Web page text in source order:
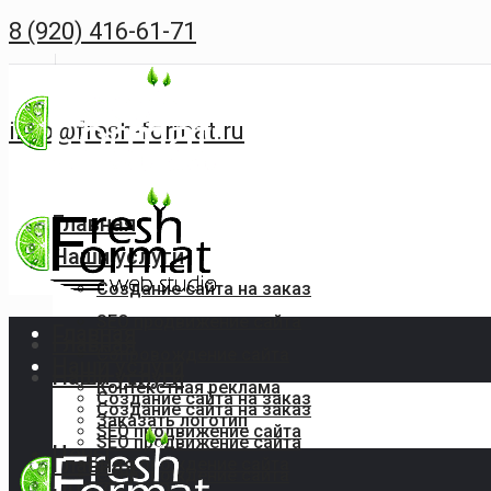
8 (920) 416-61-71
info@fresh-format.ru
Главная
Наши услуги
Создание сайта на заказ
SEO продвижение сайта
Контекстная реклама
Заказать логотип
Цены
Наши услуги
Создание сайта на заказ
SEO продвижение сайта
Сопровождение сайта
Создание сайта на заказ
SEO продвижение сайта
Сопровождение сайта
Главная